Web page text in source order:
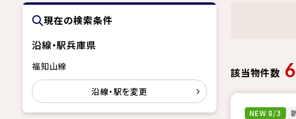
現在の検索条件
沿線・駅兵庫県
福知山線
沿線・駅を変更
該当物件数 6
NEW 8/3